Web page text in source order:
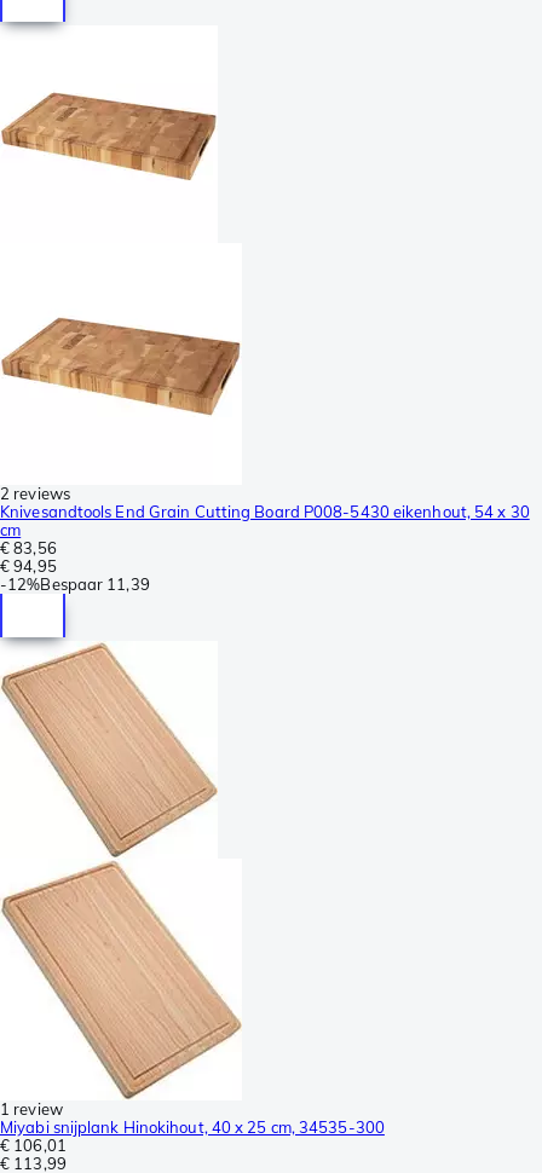
2 reviews
Knivesandtools End Grain Cutting Board P008-5430 eikenhout, 54 x 30
cm
€ 83,56
€ 94,95
-12%Bespaar 11,39
1 review
Miyabi snijplank Hinokihout, 40 x 25 cm, 34535-300
€ 106,01
€ 113,99